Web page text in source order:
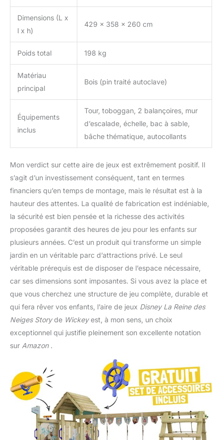
Dimensions (L x
l x h)
429 x 358 x 260 cm
Poids total 198 kg
Matériau
principal
Bois (pin traité autoclave)
Équipements
inclus
Tour, toboggan, 2 balançoires, mur
d’escalade, échelle, bac à sable,
bâche thématique, autocollants
Mon verdict sur cette aire de jeux est extrêmement positif. Il
s’agit d’un investissement conséquent, tant en termes
financiers qu’en temps de montage, mais le résultat est à la
hauteur des attentes. La qualité de fabrication est indéniable,
la sécurité est bien pensée et la richesse des activités
proposées garantit des heures de jeu pour les enfants sur
plusieurs années. C’est un produit qui transforme un simple
jardin en un véritable parc d’attractions privé. Le seul
véritable prérequis est de disposer de l’espace nécessaire,
car ses dimensions sont imposantes. Si vous avez la place et
que vous cherchez une structure de jeu complète, durable et
qui fera rêver vos enfants, l’aire de jeux Disney La Reine des
Neiges Storyde Wickeyest, à mon sens, un choix
exceptionnel qui justifie pleinement son excellente notation
sur Amazon.